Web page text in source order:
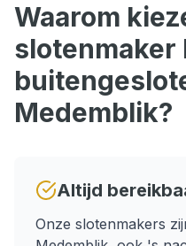
Waarom
slotenmaker
Medemblik?
Altijd
Onze slotenmakers